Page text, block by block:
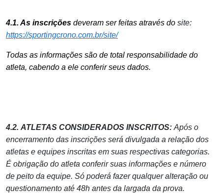
4.1. As inscrições deveram ser feitas através do site:
https://sportingcrono.com.br/site/
Todas as informações são de total responsabilidade do
atleta, cabendo a ele conferir seus dados.
4.2. ATLETAS CONSIDERADOS INSCRITOS: Após o
encerramento das inscrições será divulgada a relação dos
atletas e equipes inscritas em suas respectivas categorias.
É obrigação do atleta conferir suas informações e número
de peito da equipe. Só poderá fazer qualquer alteração ou
questionamento até 48h antes da largada da prova.